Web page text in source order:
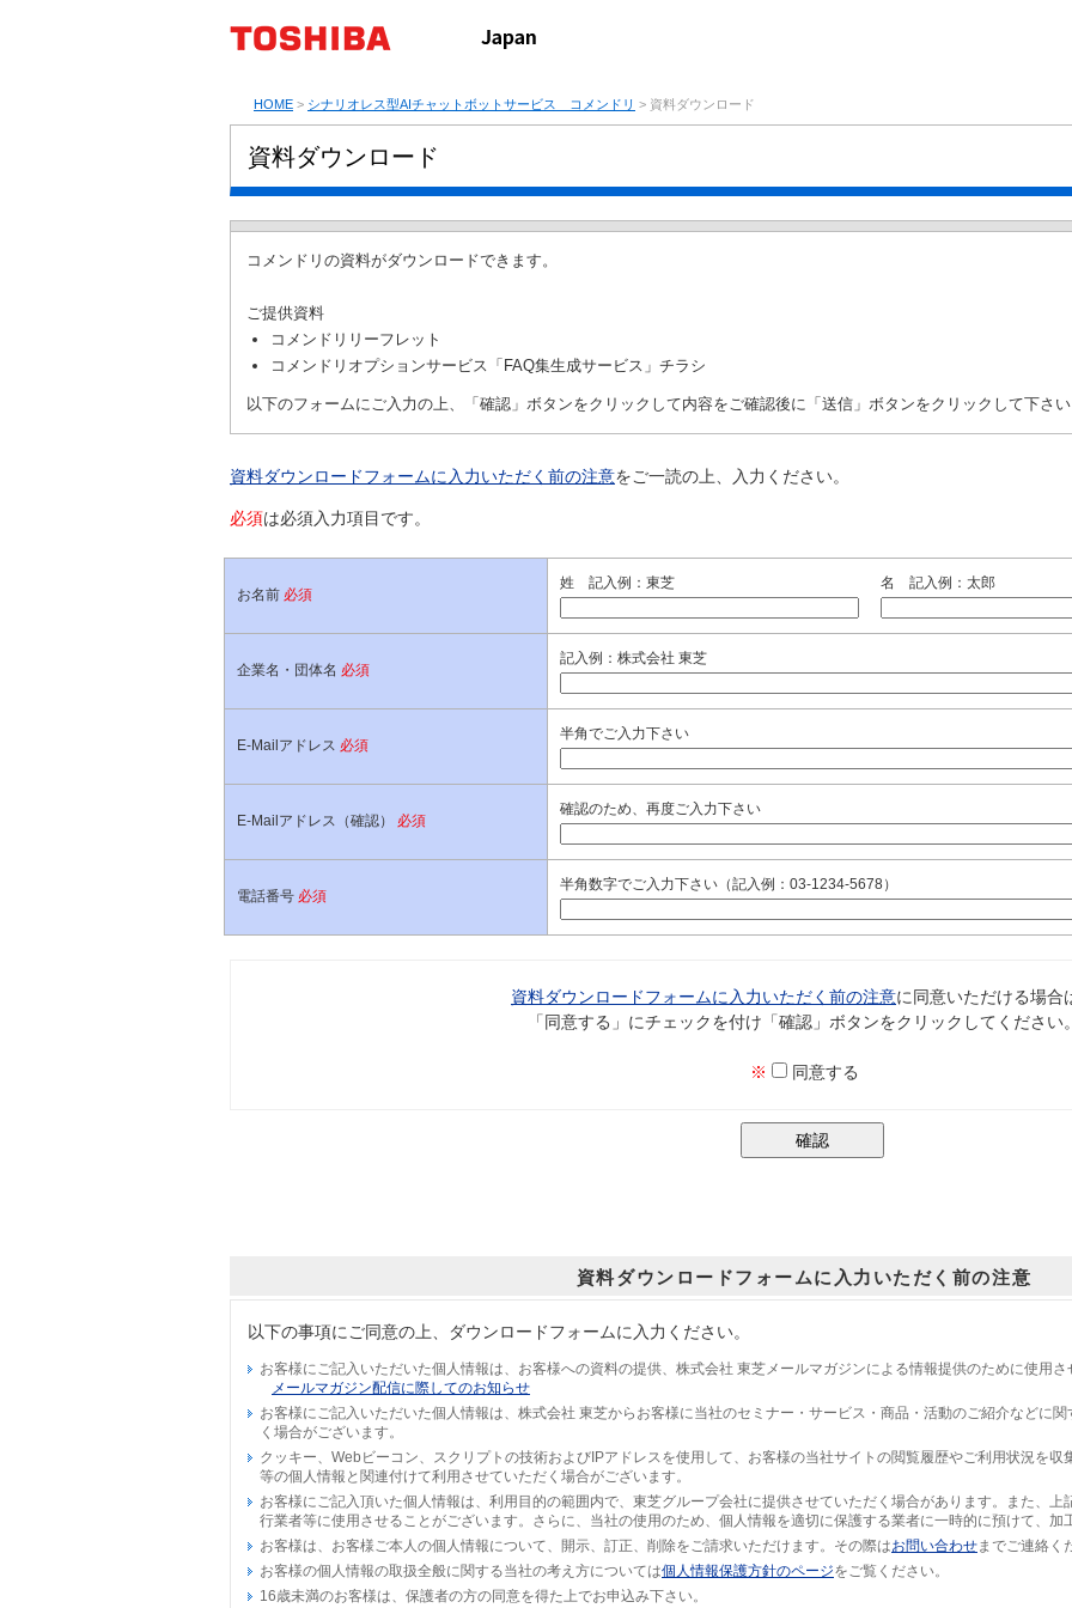
HOME > シナリオレス型AIチャットボットサービス コメンドリ > 資料ダウンロード
資料ダウンロード
コメンドリの資料がダウンロードできます。
ご提供資料
コメンドリリーフレット
コメンドリオプションサービス「FAQ集生成サービス」チラシ
以下のフォームにご入力の上、「確認」ボタンをクリックして内容をご確認後に「送信」ボタンをクリックして下さ
資料ダウンロードフォームに入力いただく前の注意をご一読の上、入力ください。
必須は必須入力項目です。
お名前 必須
姓 記入例：東芝 名 記入例：太郎
企業名・団体名 必須
記入例：株式会社 東芝
E-Mailアドレス 必須
半角でご入力下さい
E-Mailアドレス（確認） 必須
確認のため、再度ご入力下さい
電話番号 必須
半角数字でご入力下さい（記入例：03-1234-5678）
資料ダウンロードフォームに入力いただく前の注意に同意いただける場合
「同意する」にチェックを付け「確認」ボタンをクリックしてください
※ 同意する
資料ダウンロードフォームに入力いただく前の注意
以下の事項にご同意の上、ダウンロードフォームに入力ください。
お客様にご記入いただいた個人情報は、お客様への資料の提供、株式会社 東芝メールマガジンによる情報提供のために使用
メールマガジン配信に際してのお知らせ
お客様にご記入いただいた個人情報は、株式会社 東芝からお客様に当社のセミナー・サービス・商品・活動のご紹介などに
く場合がございます。
クッキー、Webビーコン、スクリプトの技術およびIPアドレスを使用して、お客様の当社サイトの閲覧履歴やご利用状況を
等の個人情報と関連付けて利用させていただく場合がございます。
お客様にご記入頂いた個人情報は、利用目的の範囲内で、東芝グループ会社に提供させていただく場合があります。また、
行業者等に使用させることがございます。さらに、当社の使用のため、個人情報を適切に保護する業者に一時的に預けて、
お客様は、お客様ご本人の個人情報について、開示、訂正、削除をご請求いただけます。その際はお問い合わせまでご連絡く
お客様の個人情報の取扱全般に関する当社の考え方については個人情報保護方針のページをご覧ください。
16歳未満のお客様は、保護者の方の同意を得た上でお申込み下さい。